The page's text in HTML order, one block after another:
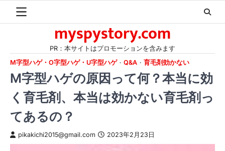
myspystory.com
PR：本サイトはプロモーションを含みます
M字型ハゲ・O字型ハゲ・U字型ハゲ
Q&A 育毛剤効かない
M字型ハゲの原因って何？本当に効
く育毛剤、本当は効かない育毛剤っ
てあるの？
pikakichi2015@gmail.com 2023年2月23日